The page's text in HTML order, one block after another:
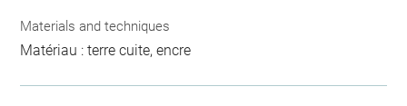
Materials and techniques
Matériau : terre cuite, encre